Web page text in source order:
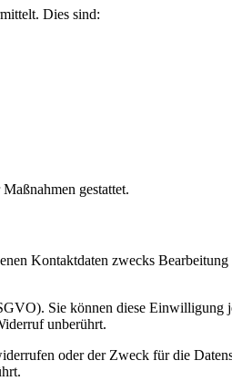
Dies sind:
gestattet.
Kontaktdaten zwecks
Sie können diese Einwilligung
unberührt.
oder der Zweck für die